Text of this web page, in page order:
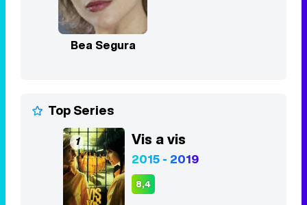
Bea Segura
Top Series
1 Vis a vis
2015 - 2019
8,4